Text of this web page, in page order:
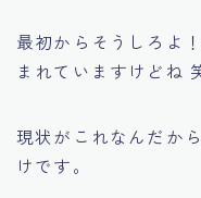
最初からそうしろよ
まれていますけどね
現状がこれなんだか
けです。